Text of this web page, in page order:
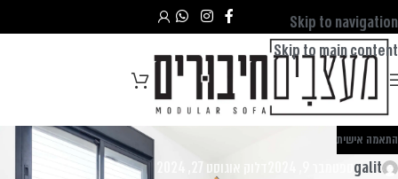
Skip to navigation
Skip to main content
התאמה אישית
galit
דלוק אוגוסט 27, 2024